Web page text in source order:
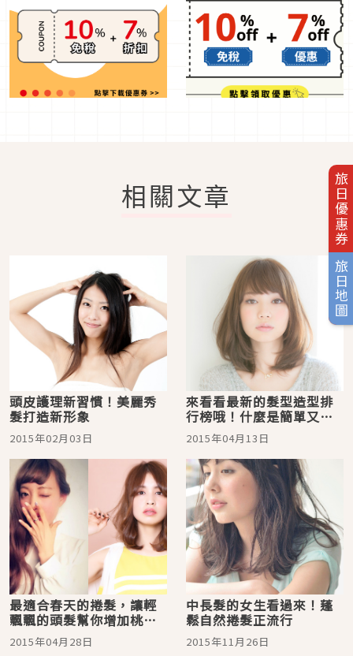
旅日優惠券
旅日地圖
相關文章
頭皮護理新習慣！美麗秀
髮打造新形象
2015年02月03日
來看看最新的髮型造型排
行榜哦！什麼是簡單又可
愛的新造型呢？
2015年04月13日
最適合春天的捲髮，讓輕
飄飄的頭髮幫你增加桃花
運喔！
2015年04月28日
中長髮的女生看過來！蓬
鬆自然捲髮正流行
2015年11月26日